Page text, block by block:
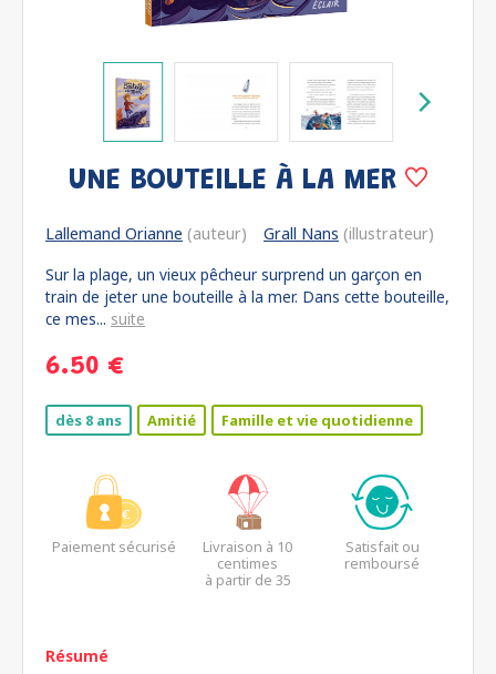
UNE BOUTEILLE À LA MER
Lallemand Orianne (auteur) Grall Nans (illustrateur)
Sur la plage, un vieux pêcheur surprend un garçon en
train de jeter une bouteille à la mer. Dans cette bouteille,
ce mes... suite
6.50 €
dès 8 ans Amitié Famille et vie quotidienne
Paiement sécurisé
Livraison à 10
centimes
à partir de 35
Satisfait ou
remboursé
Résumé